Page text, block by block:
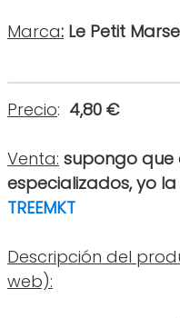
Marca: Le Petit
Precio: 4,80 €
Venta: supongo que
especializados, yo
TREEMKT
Descripción del
web):